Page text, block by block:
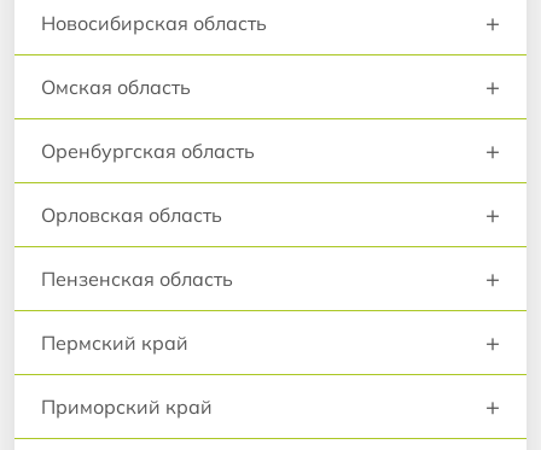
Новосибирская область +
Омская область +
Оренбургская область +
Орловская область +
Пензенская область +
Пермский край +
Приморский край +